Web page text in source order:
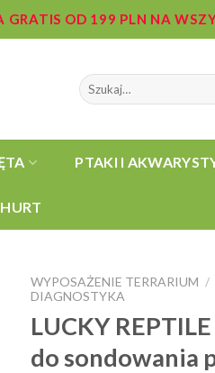
GRATIS OD 199 PLN NA
Szukaj:
PTAKI I
HURT
WYPOSAŻENIE TERRARIUM /
DIAGNOSTYKA
LUCKY
do sondowania